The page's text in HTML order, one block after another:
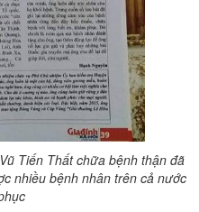
Tiến Thất chữa bệnh thận đã
nhiều bệnh nhân trên cả nước